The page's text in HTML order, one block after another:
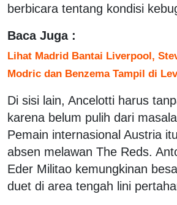
berbicara tentang kondisi
Baca Juga :
Lihat Madrid Bantai Liverpool,
Modric dan Benzema Tampil di
Di sisi lain, Ancelotti harus
karena belum pulih dari
Pemain internasional Austria
absen melawan The Reds.
Eder Militao kemungkinan
duet di area tengah lini